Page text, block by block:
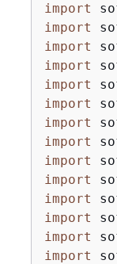
import
import
import
import
import
import
import
import
import
import
import
import
import
import